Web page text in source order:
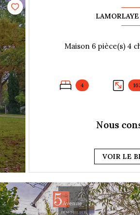
4
Nous
VOIR LE